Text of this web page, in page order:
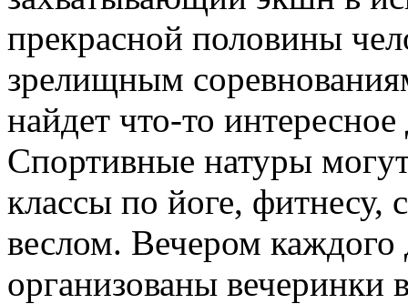
прекрасной половины
зрелищным
найдет что-то
Спортивные натуры
классы по йоге, фитнесу,
веслом. Вечером
организованы вечеринки